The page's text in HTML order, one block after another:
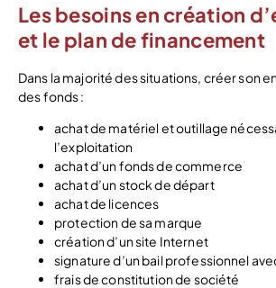
Les besoins en création
et le plan de financement
Dans la majorité des situations, créer son
des fonds :
achat de matériel et outillage
l’exploitation
achat d’un fonds de commerce
achat d’un stock de départ
achat de licences
protection de sa marque
création d’un site Internet
signature d’un bail professionnel
frais de constitution de société